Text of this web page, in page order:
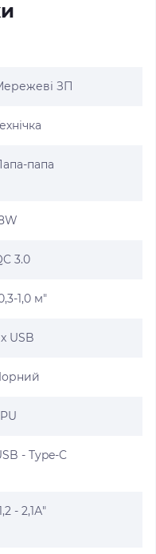
ЗП
папа
3.0
1,0 м"
x USB
- Type-C
- 2,1А"